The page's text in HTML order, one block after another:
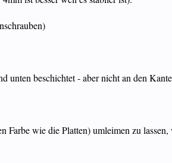
unten beschichtet - aber nicht an den
Farbe wie die Platten) umleimen zu